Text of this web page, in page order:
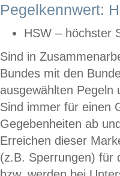
Pegelkennwert:
HSW – höchster
Sind in
Bundes mit den
ausgewählten
Sind immer für einen
Gegebenheiten ab
Erreichen dieser
(z.B. Sperrungen) für